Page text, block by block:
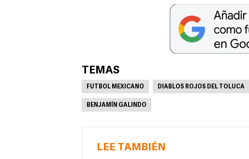
TEMAS
FUTBOL MEXICANO DIABLOS ROJOS DEL TOLUCA
BENJAMÍN GALINDO
LEE TAMBIÉN